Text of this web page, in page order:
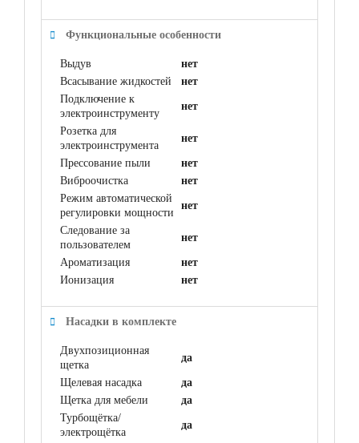
Функциональные особенности
Выдув
нет
Всасывание жидкостей
нет
Подключение к
электроинструменту
нет
Розетка для
электроинструмента
нет
Прессование пыли
нет
Виброочистка
нет
Режим автоматической
регулировки мощности
нет
Следование за
пользователем
нет
Ароматизация
нет
Ионизация
нет
Насадки в комплекте
Двухпозиционная
щетка
да
Щелевая насадка
да
Щетка для мебели
да
Турбощётка/
электрощётка
да